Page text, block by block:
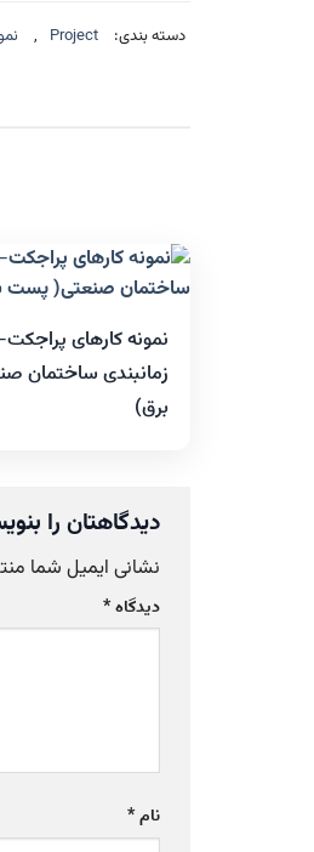
دسته بندی: Project
,
نمونه کارهای
زمانبندی ساختمان
برق)
دیدگاهتان را
نشانی ایمیل شما
دیدگاه*
نام*